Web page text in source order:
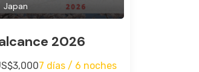
Japan
2026
7 días / 6 noches